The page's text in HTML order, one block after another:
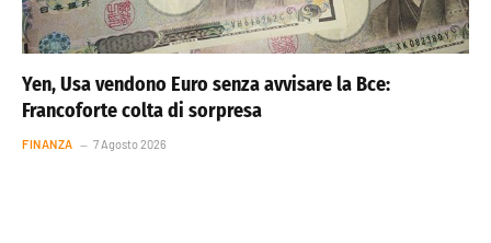
Yen, Usa vendono Euro senza avvisare la Bce:
Francoforte colta di sorpresa
FINANZA 7 Agosto 2026